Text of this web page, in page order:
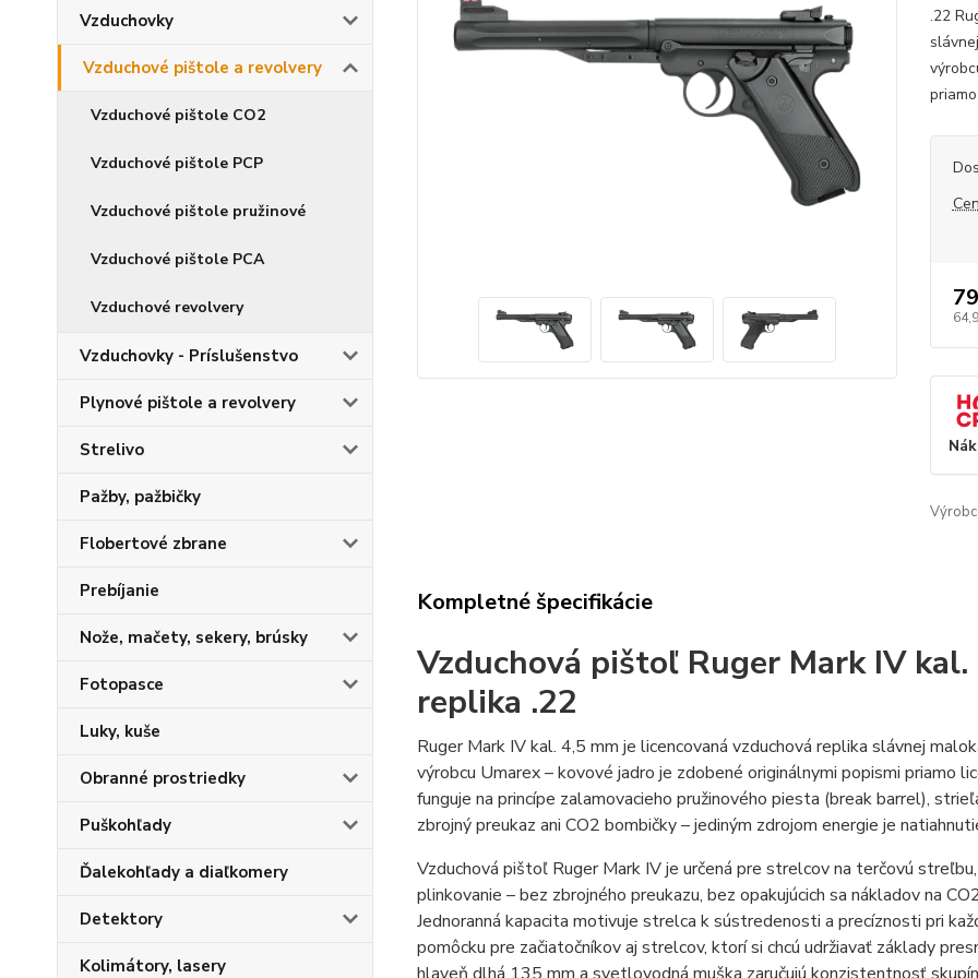
Vzduchovky
Vzduchové pištole a revolvery
Vzduchové pištole CO2
Vzduchové pištole PCP
Vzduchové pištole pružinové
Vzduchové pištole PCA
Vzduchové revolvery
Vzduchovky - Príslušenstvo
Plynové pištole a revolvery
Strelivo
Pažby, pažbičky
Flobertové zbrane
Prebíjanie
Nože, mačety, sekery, brúsky
Fotopasce
Luky, kuše
Obranné prostriedky
Puškohľady
Ďalekohľady a diaľkomery
Detektory
Kolimátory, lasery
.22
Kompletné špecifikácie
Vzduchová pištoľ Ruger Mark IV kal.
replika .22
Ruger Mark IV kal. 4,5 mm je licencovaná vzduchová replika slávnej
výrobcu Umarex – kovové jadro je zdobené originálnymi popismi priamo
funguje na princípe zalamovacieho pružinového piesta (break barrel),
zbrojný preukaz ani CO2 bombičky – jediným zdrojom energie je
Vzduchová pištoľ Ruger Mark IV je určená pre strelcov na terčovú
plinkovanie – bez zbrojného preukazu, bez opakujúcich sa nákladov na
Jednoranná kapacita motivuje strelca k sústredenosti a precíznosti pri
pomôcku pre začiatočníkov aj strelcov, ktorí si chcú udržiavať základy